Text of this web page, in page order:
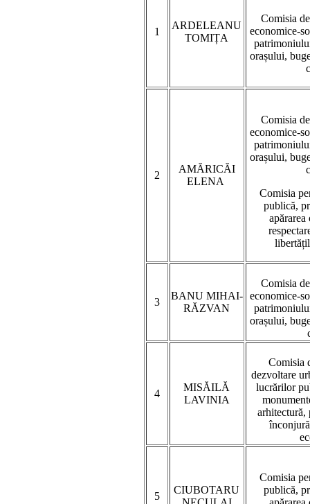
1
ARDELEANU
TOMIȚA
Comisia
economice-
orașului,
2
AMĂRICĂI
ELENA
Comisia
economice-
orașului,
Comisia
publică,
3
BANU MIHAI-
RĂZVAN
Comisia
economice-
orașului,
4
MISĂILĂ
LAVINIA
Comisia
dezvoltare
lucrărilor
arhitectură,
5
CIUBOTARU
Comisia
publică,